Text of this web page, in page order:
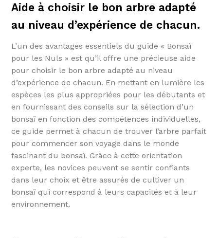
Aide à choisir le bon arbre adapté
au niveau d’expérience de chacun.
L’un des avantages essentiels du guide « Bonsaï
pour les Nuls » est qu’il offre une précieuse aide
pour choisir le bon arbre adapté au niveau
d’expérience de chacun. En mettant en lumière les
espèces les plus appropriées pour les débutants et
en fournissant des conseils sur la sélection d’un
bonsaï en fonction des compétences individuelles,
ce guide permet à chacun de trouver l’arbre parfait
pour commencer son voyage dans le monde
fascinant du bonsaï. Grâce à cette orientation
experte, les novices peuvent se sentir confiants
dans leur choix et être assurés de cultiver un
bonsaï qui correspond à leurs capacités et à leur
environnement.